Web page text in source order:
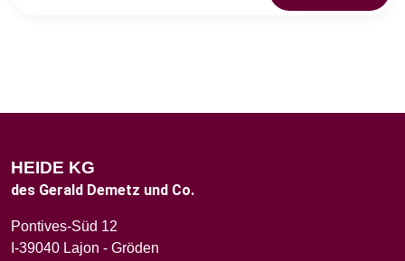
HEIDE KG
des Gerald Demetz und Co.
Pontives-Süd 12
I-39040 Lajon - Gröden